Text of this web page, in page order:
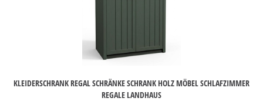
KLEIDERSCHRANK REGAL SCHRÄNKE SCHRANK HOLZ MÖBEL SCHLAFZIMMER
REGALE LANDHAUS